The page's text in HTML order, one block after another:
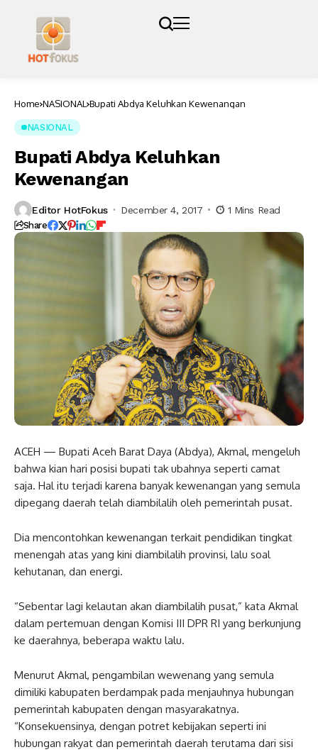
Home NASIONAL Bupati Abdya Keluhkan Kewenangan
NASIONAL
Bupati Abdya Keluhkan
Kewenangan
Editor HotFokus December 4, 2017 1 Mins Read
Share
ACEH — Bupati Aceh Barat Daya (Abdya), Akmal, mengeluh
bahwa kian hari posisi bupati tak ubahnya seperti camat
saja. Hal itu terjadi karena banyak kewenangan yang semula
dipegang daerah telah diambilalih oleh pemerintah pusat.
Dia mencontohkan kewenangan terkait pendidikan tingkat
menengah atas yang kini diambilalih provinsi, lalu soal
kehutanan, dan energi.
“Sebentar lagi kelautan akan diambilalih pusat,” kata Akmal
dalam pertemuan dengan Komisi III DPR RI yang berkunjung
ke daerahnya, beberapa waktu lalu.
Menurut Akmal, pengambilan wewenang yang semula
dimiliki kabupaten berdampak pada menjauhnya hubungan
pemerintah kabupaten dengan masyarakatnya.
“Konsekuensinya, dengan potret kebijakan seperti ini
hubungan rakyat dan pemerintah daerah terutama dari sisi